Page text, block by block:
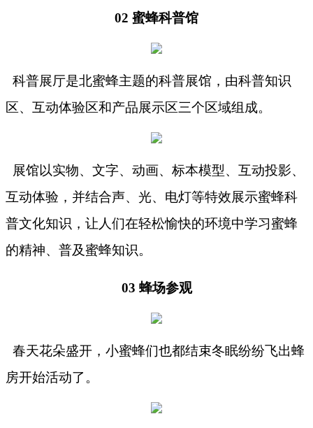
02 蜜蜂科普馆
科普展厅是北蜜蜂主题的科普展馆，由科普知识
区、互动体验区和产品展示区三个区域组成。
展馆以实物、文字、动画、标本模型、互动投影、
互动体验，并结合声、光、电灯等特效展示蜜蜂科
普文化知识，让人们在轻松愉快的环境中学习蜜蜂
的精神、普及蜜蜂知识。
03 蜂场参观
春天花朵盛开，小蜜蜂们也都结束冬眠纷纷飞出蜂
房开始活动了。